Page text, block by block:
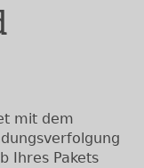
mit dem
Ihres Pakets